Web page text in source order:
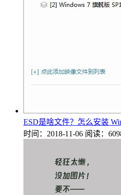
ESD是啥文件？怎么安装
时间：2018-11-06 阅读：